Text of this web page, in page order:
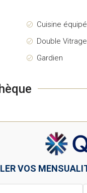
Cuisine
Double Vitrage
Gardien
VOS